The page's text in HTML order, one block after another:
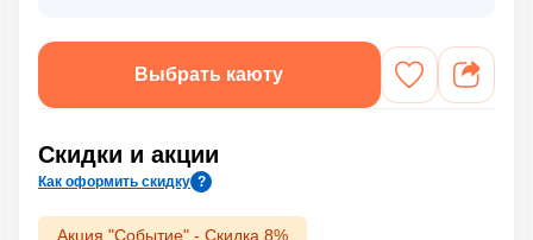
Выбрать каюту
Скидки и акции
Как оформить скидку ?
Акция "Событие" - Скидка 8%